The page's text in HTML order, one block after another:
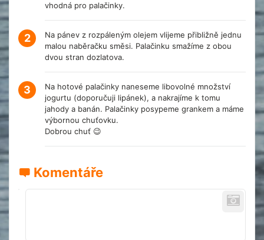
vhodná pro palačinky.
2
Na pánev z rozpáleným olejem vlijeme přibližně jednu
malou naběračku směsi. Palačinku smažíme z obou
dvou stran dozlatova.
3
Na hotové palačinky naneseme libovolné množství
jogurtu (doporučuji lipánek), a nakrajíme k tomu
jahody a banán. Palačinky posypeme grankem a máme
výbornou chuťovku.
Dobrou chuť 😉
Komentáře